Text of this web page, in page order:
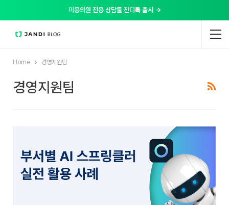
미용의원 전용 상담툴 잔디톡 출시 →
Home 경영지원팀
경영지원팀